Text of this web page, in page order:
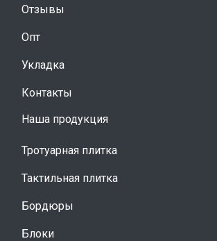
Отзывы
Опт
Укладка
Контакты
Наша продукция
Тротуарная плитка
Тактильная плитка
Бордюры
Блоки